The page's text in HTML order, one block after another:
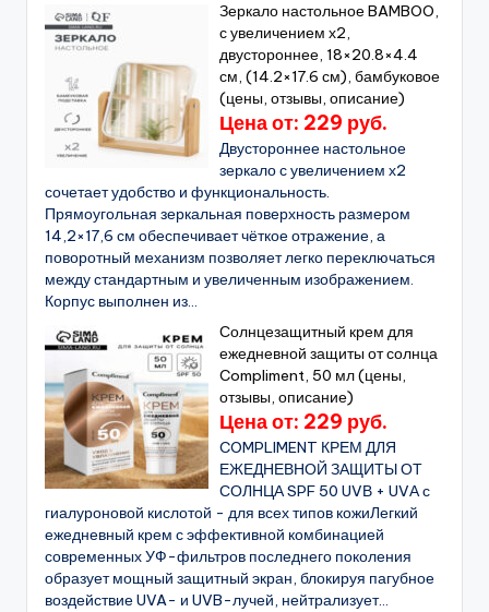
Зеркало настольное BAMBOO,
с увеличением х2,
двустороннее, 18×20.8×4.4
см, (14.2×17.6 см), бамбуковое
(цены, отзывы, описание)
Цена от: 229 руб.
Двустороннее настольное
зеркало с увеличением х2
сочетает удобство и функциональность.
Прямоугольная зеркальная поверхность размером
14,2×17,6 см обеспечивает чёткое отражение, а
поворотный механизм позволяет легко переключаться
между стандартным и увеличенным изображением.
Корпус выполнен из...
Солнцезащитный крем для
ежедневной защиты от солнца
Compliment, 50 мл (цены,
отзывы, описание)
Цена от: 229 руб.
COMPLIMENT КРЕМ ДЛЯ
ЕЖЕДНЕВНОЙ ЗАЩИТЫ ОТ
СОЛНЦА SPF 50 UVВ + UVА с
гиалуроновой кислотой - для всех типов кожиЛегкий
ежедневный крем с эффективной комбинацией
современных УФ-фильтров последнего поколения
образует мощный защитный экран, блокируя пагубное
воздействие UVA- и UVB-лучей, нейтрализует...